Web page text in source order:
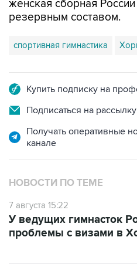
спортивная гимнастика
Подписаться на рассылку
Получать оперативные
канале
НОВОСТИ ПО ТЕМЕ
7 августа 15:22
проблемы с визами в